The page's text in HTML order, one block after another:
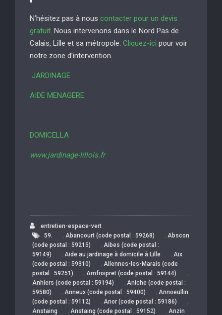
N’hésitez pas à nous contacter pour un devis
gratuit. Nous intervenons dans le Nord Pas de
Calais, Lille et sa métropole. Cliquez-ici pour voir
notre zone d’intervention.
JARDINAGE
AIDE MENAGERE
DOMICELLA
www.jardinage-lillois.fr
entretien-espace-vert
59.
, Abancourt (code postal : 59268) , Abscon
(code postal : 59215)
, Aibes (code postal :
59149)
, Aide au jardinage à domicile à Lille , Aix
(code postal : 59310)
, Allennes-les-Marais (code
postal : 59251)
, Amfroipret (code postal : 59144) ,
Anhiers (code postal : 59194) , Aniche (code postal :
59580)
, Anneux (code postal : 59400) , Annoeullin
(code postal : 59112)
, Anor (code postal : 59186) ,
Anstaing , Anstaing (code postal : 59152) , Anzin